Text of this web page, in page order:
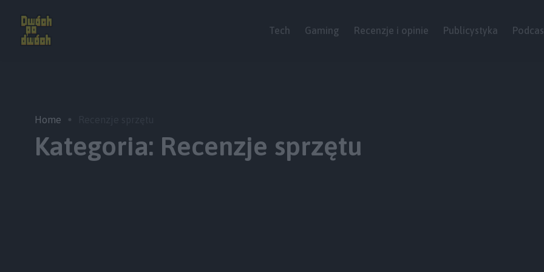
Tech Gaming Recenzje i opinie Publicystyka
Home
Kategoria: Recenzje sprzętu